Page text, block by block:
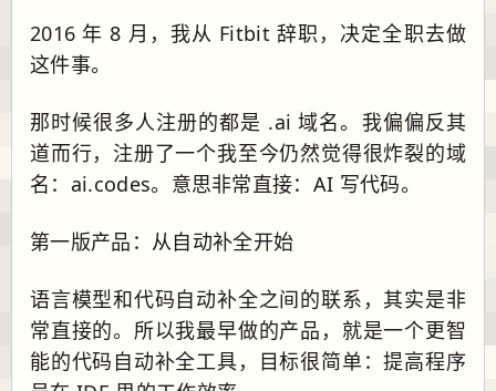
2016 年 8 月，我从 Fitbit 辞职，决定全职去做
这件事。
那时候很多人注册的都是 .ai 域名。我偏偏反其
道而行，注册了一个我至今仍然觉得很炸裂的域
名：ai.codes。意思非常直接：AI 写代码。
第一版产品：从自动补全开始
语言模型和代码自动补全之间的联系，其实是非
常直接的。所以我最早做的产品，就是一个更智
能的代码自动补全工具，目标很简单：提高程序